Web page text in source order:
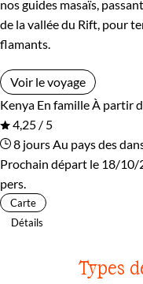
nos guides masaïs,
de la vallée du Rift, pour
flamants.
Voir le voyage
Kenya En famille À partir
4,25 / 5
8 jours Au pays des
Prochain départ le 18/10/
pers.
Carte
Détails
Types